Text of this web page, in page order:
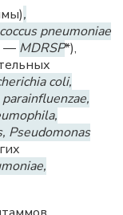
,
pneumoniae
— MDRSP*),
coli,
Pseudomonas